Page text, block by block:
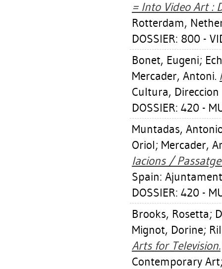
= Into Video Art :
Rotterdam,
DOSSIER: 800 -
Bonet, Eugeni;
Mercader, Antoni.
Cultura,
DOSSIER: 420 -
Muntadas,
Oriol; Mercader,
lacions /
Spain:
DOSSIER: 420 -
Brooks, Rosetta;
Mignot, Dorine;
Arts for Television.
Contemporary